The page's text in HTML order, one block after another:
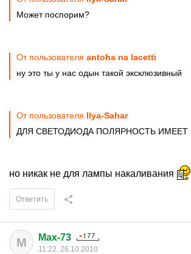
Может поспорим?
От пользователя antoha na lacetti
ну это ты у нас одын такой эксклюзивный
От пользователя Ilya-Sahar
ДЛЯ СВЕТОДИОДА ПОЛЯРНОСТЬ ИМЕЕТ
но никак не для лампы накаливания
Ответить
M Max-73
11:22, 26.10.2010